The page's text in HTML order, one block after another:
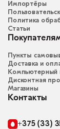
Импортёры
Политика
Статьи
Пункты
Доставка и
Компьютерный
Дисконтная
Магазины
Контакты
+375 (33)